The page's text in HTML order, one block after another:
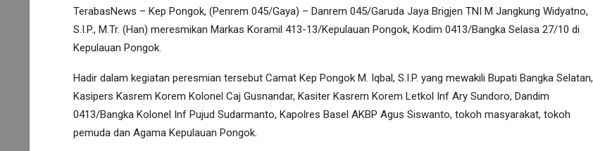
TerabasNews – Kep Pongok, (Penrem 045/Gaya) – Danrem 045/Garuda Jaya Brigjen TNI M Jangkung Widyatno,
S.I.P., M.Tr. (Han) meresmikan Markas Koramil 413-13/Kepulauan Pongok, Kodim 0413/Bangka Selasa 27/10 di
Kepulauan Pongok.
Hadir dalam kegiatan peresmian tersebut Camat Kep Pongok M. Iqbal, S.I.P. yang mewakili Bupati Bangka Selatan,
Kasipers Kasrem Korem Kolonel Caj Gusnandar, Kasiter Kasrem Korem Letkol Inf Ary Sundoro, Dandim
0413/Bangka Kolonel Inf Pujud Sudarmanto, Kapolres Basel AKBP Agus Siswanto, tokoh masyarakat, tokoh
pemuda dan Agama Kepulauan Pongok.